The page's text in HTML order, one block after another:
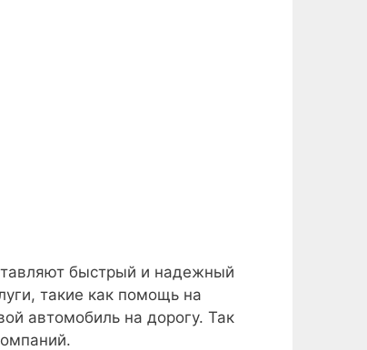
быстрый и надежный
такие как помощь на
автомобиль на дорогу. Так